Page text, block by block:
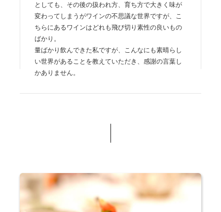
としても、その後の扱われ方、育ち方で大きく味が
変わってしまうがワインの不思議な世界ですが、こ
ちらにあるワインはどれも飛び切り素性の良いもの
ばかり。
量ばかり飲んできた私ですが、こんなにも素晴らし
い世界があることを教えていただき、感謝の言葉し
かありません。